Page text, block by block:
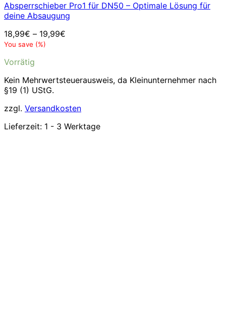
Absperrschieber Pro1 für DN50 – Optimale Lösung für
deine Absaugung
18,99€ – 19,99€
You save (%)
Vorrätig
Kein Mehrwertsteuerausweis, da Kleinunternehmer nach
§19 (1) UStG.
zzgl. Versandkosten
Lieferzeit: 1 - 3 Werktage